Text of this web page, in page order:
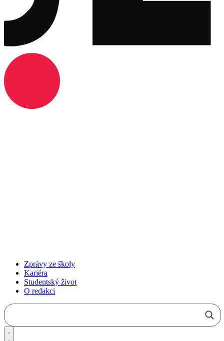
Zprávy ze školy
Kariéra
Studentský život
O redakci